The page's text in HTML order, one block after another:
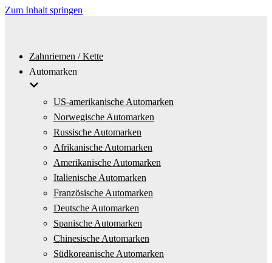
Zum Inhalt springen
Zahnriemen / Kette
Automarken
US-amerikanische Automarken
Norwegische Automarken
Russische Automarken
Afrikanische Automarken
Amerikanische Automarken
Italienische Automarken
Französische Automarken
Deutsche Automarken
Spanische Automarken
Chinesische Automarken
Südkoreanische Automarken